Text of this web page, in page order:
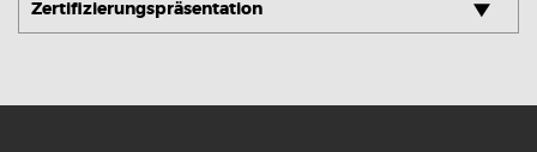
Zertifizierungspräsentation